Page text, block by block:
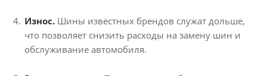
Износ. Шины известных брендов служат дольше,
что позволяет снизить расходы на замену шин и
обслуживание автомобиля.